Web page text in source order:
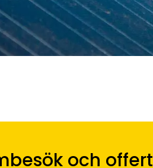
och offert